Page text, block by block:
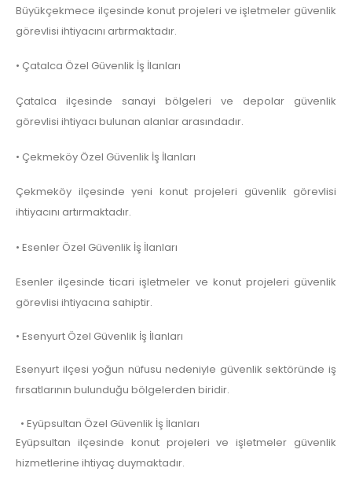
Büyükçekmece ilçesinde konut projeleri ve işletmeler güvenlik
görevlisi ihtiyacını artırmaktadır.
• Çatalca Özel Güvenlik İş İlanları
Çatalca ilçesinde sanayi bölgeleri ve depolar güvenlik
görevlisi ihtiyacı bulunan alanlar arasındadır.
• Çekmeköy Özel Güvenlik İş İlanları
Çekmeköy ilçesinde yeni konut projeleri güvenlik görevlisi
ihtiyacını artırmaktadır.
• Esenler Özel Güvenlik İş İlanları
Esenler ilçesinde ticari işletmeler ve konut projeleri güvenlik
görevlisi ihtiyacına sahiptir.
• Esenyurt Özel Güvenlik İş İlanları
Esenyurt ilçesi yoğun nüfusu nedeniyle güvenlik sektöründe iş
fırsatlarının bulunduğu bölgelerden biridir.
• Eyüpsultan Özel Güvenlik İş İlanları
Eyüpsultan ilçesinde konut projeleri ve işletmeler güvenlik
hizmetlerine ihtiyaç duymaktadır.